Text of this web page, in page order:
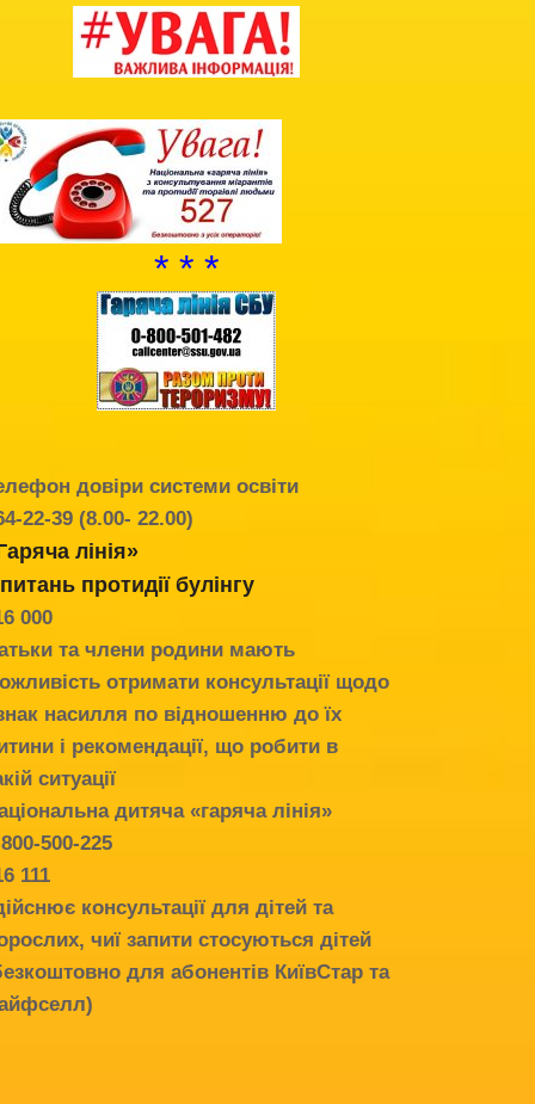
Благодійна допомога
Додаткова інформація
(вихованців)
НМТ 2025
* * *
довіри системи освіти
22-39 (8.00- 22.00)
лінія»
протидії булінгу
000
та члени родини мають
отримати консультації щодо
насилля по відношенню до їх
і рекомендації, що робити в
ситуації
дитяча «гаряча лінія»
500-225
111
консультації для дітей та
чиї запити стосуються дітей
для абонентів КиївСтар та